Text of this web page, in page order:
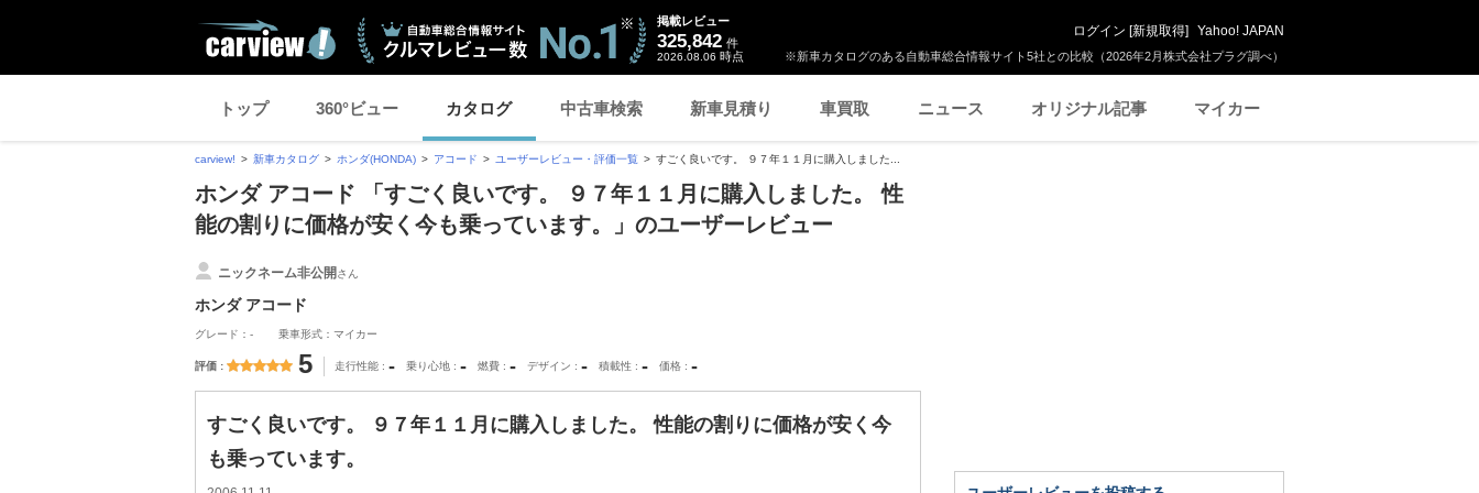
※新車カタログのある自動車総合情報サイト5社との比較（2026年2月株式会社プラグ調べ）
掲載レビュー
325,842 件
2026.08.06 時点
ログイン [新規取得] Yahoo! JAPAN
トップ 360°ビュー カタログ 中古車検索 新車見積り 車買取 ニュース オリジナル記事 マイカー
carview! 新車カタログ ホンダ(HONDA) アコード ユーザーレビュー・評価一覧 すごく良いです。 ９７年１１月に購入しました...
ホンダ アコード 「すごく良いです。 ９７年１１月に購入しました。 性
能の割りに価格が安く今も乗っています。」のユーザーレビュー
ニックネーム非公開さん
ホンダ アコード
グレード：- 乗車形式：マイカー
評価 5 走行性能 - 乗り心地 - 燃費 - デザイン - 積載性 - 価格 -
すごく良いです。 ９７年１１月に購入しました。 性能の割りに価格が安く今
も乗っています。